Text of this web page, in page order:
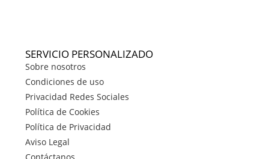
SERVICIO PERSONALIZADO
Sobre nosotros
Condiciones de uso
Privacidad Redes Sociales
Política de Cookies
Política de Privacidad
Aviso Legal